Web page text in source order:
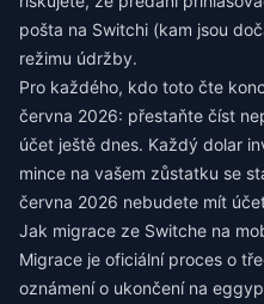
pošta na Switchi (kam jsou
režimu údržby.
Pro každého, kdo toto čte
června 2026: přestaňte číst
účet ještě dnes. Každý dolar
mince na vašem zůstatku se
června 2026 nebudete mít
Jak migrace ze Switche na
Migrace je oficiální proces o
oznámení o ukončení na